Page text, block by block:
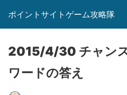
ポイントサイトゲーム攻略隊
2015/4/30 チャン
ワードの答え